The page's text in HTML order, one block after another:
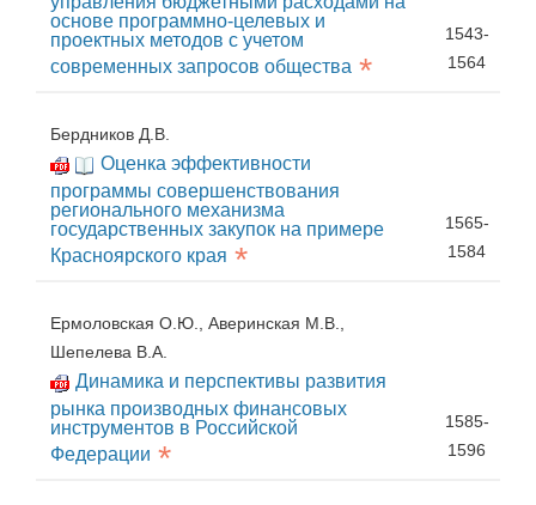
основе программно-целевых и
проектных методов с учетом
современных запросов общества *
1543-
1564
Бердников Д.В.
Оценка эффективности
программы совершенствования
регионального механизма
государственных закупок на примере
Красноярского края *
1565-
1584
Ермоловская О.Ю., Аверинская М.В.,
Шепелева В.А.
Динамика и перспективы развития
рынка производных финансовых
инструментов в Российской
Федерации *
1585-
1596